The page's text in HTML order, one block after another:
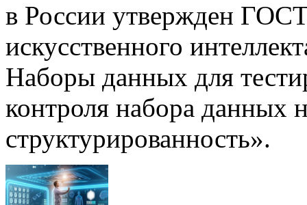
в России утвержден
искусственного
Наборы данных для
контроля набора данных
структурированность».